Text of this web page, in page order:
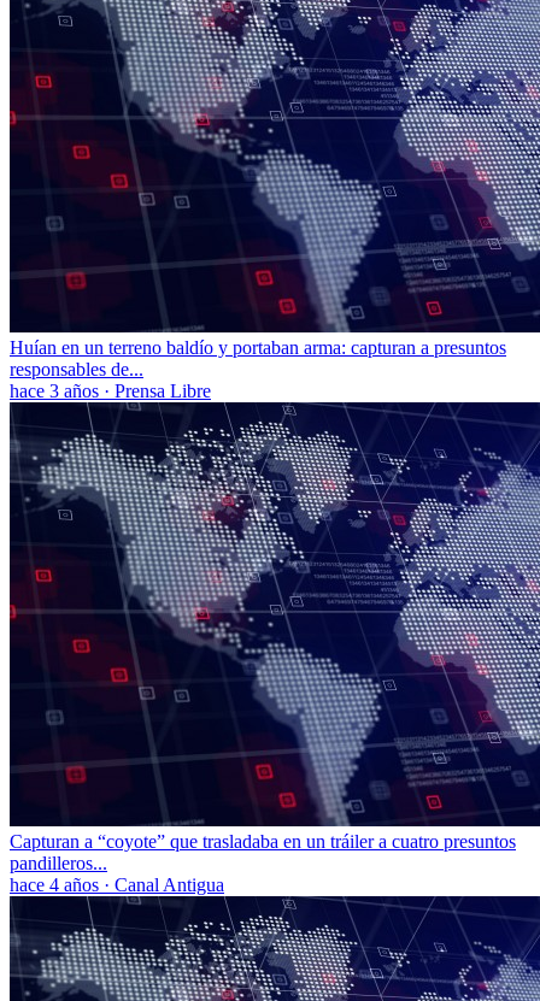
Huían en un terreno baldío y portaban arma: capturan a presuntos
responsables de...
hace 3 años · Prensa Libre
Capturan a “coyote” que trasladaba en un tráiler a cuatro presuntos
pandilleros...
hace 4 años · Canal Antigua